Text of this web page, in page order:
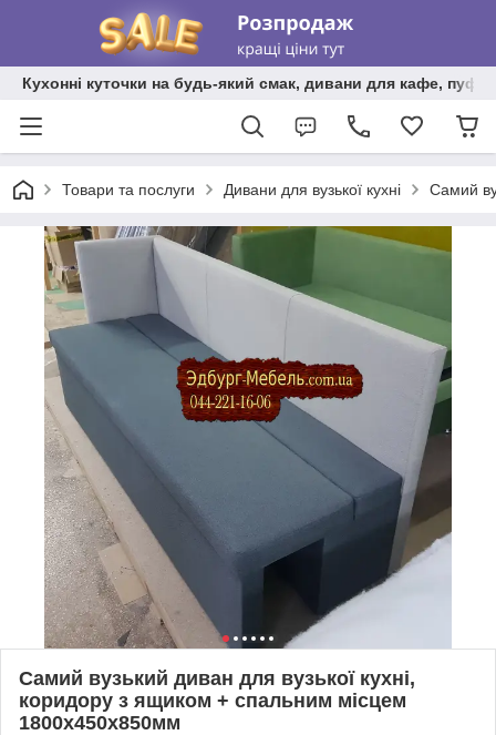
Кухонні куточки на будь-який смак, дивани для кафе,
Товари та послуги Дивани для вузької кухні Самий
Самий вузький диван для вузької кухні,
коридору з ящиком + спальним місцем
1800х450х850мм